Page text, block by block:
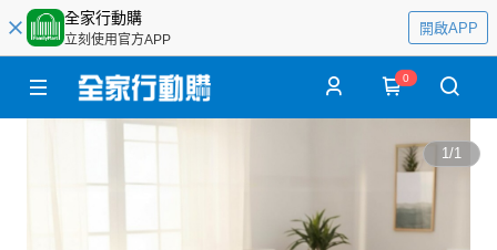
全家行動購
立刻使用官方APP
開啟APP
0
1/1